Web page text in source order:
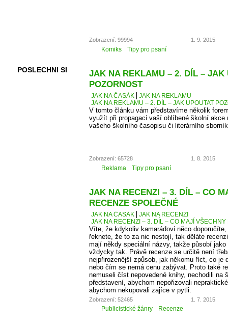
POSLECHNI SI
Zobrazení: 99994 1. 9. 2015
Komiks Tipy pro psaní
JAK NA REKLAMU – 2. DÍL – JAK
POZORNOST
JAK NA ČASÁK
JAK NA REKLAMU
JAK NA REKLAMU – 2. DÍL – JAK UPOUTAT
V tomto článku vám představíme několik
využít při propagaci vaší oblíbené školní akce
vašeho školního časopisu či literárního
Zobrazení: 65728 1. 8. 2015
Reklama Tipy pro psaní
JAK NA RECENZI – 3. DÍL – CO
RECENZE SPOLEČNÉ
JAK NA ČASÁK
JAK NA RECENZI
JAK NA RECENZI – 3. DÍL – CO MAJÍ
Víte, že kdykoliv kamarádovi něco
řeknete, že to za nic nestojí, tak děláte
mají někdy speciální názvy, takže působí jako
vždycky tak. Právě recenze se určitě není
nejpřirozenější způsob, jak někomu říct, co je
nebo čím se nemá cenu zabývat. Proto také
nemuseli číst nepovedené knihy, nechodili na
představení, abychom nepořizovali
abychom nekupovali zajíce v pytli.
Zobrazení: 52465 1. 7. 2015
Publicistické žánry Recenze